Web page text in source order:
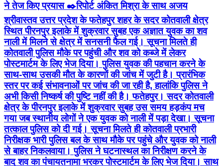
ने तेज किए प्रयास ✒️रिपोर्ट अंकित मिश्रा के साथ अजय
श्रीवास्तव उत्तर प्रदेश के फतेहपुर शहर के सदर कोतवाली क्षेत्र
स्थित पीरनपुर इलाके में शुक्रवार सुबह एक अज्ञात युवक का शव
नाली में मिलने से क्षेत्र में सनसनी फैल गई। सूचना मिलते ही
कोतवाली पुलिस मौके पर पहुंची और शव को कब्जे में लेकर
पोस्टमार्टम के लिए भेज दिया। पुलिस युवक की पहचान करने के
साथ-साथ उसकी मौत के कारणों की जांच में जुटी है। प्रारंभिक
स्तर पर कई संभावनाओं पर जांच की जा रही है, हालांकि पुलिस ने
अभी किसी निष्कर्ष की पुष्टि नहीं की है। फतेहपुर। सदर कोतवाली
क्षेत्र के पीरनपुर इलाके में शुक्रवार सुबह उस समय हड़कंप मच
गया जब स्थानीय लोगों ने एक युवक को नाली में पड़ा देखा। सूचना
तत्काल पुलिस को दी गई। सूचना मिलते ही कोतवाली प्रभारी
निरीक्षक भारी पुलिस बल के साथ मौके पर पहुंचे और युवक को नाली
से बाहर निकलवाया। पुलिस ने घटनास्थल का निरीक्षण करने के
बाद शव का पंचायतनामा भरकर पोस्टमार्टम के लिए भेज दिया। साथ